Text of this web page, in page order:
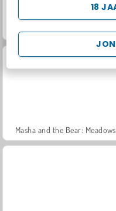
18
Grand Mahjong Connect
Masha and the Bear: Meadows